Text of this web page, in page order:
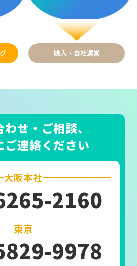
購入・自社運営
せ・ご相談、
ご連絡ください
大阪本社
2160
東京
9978